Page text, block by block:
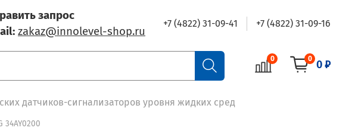
запрос
zakaz@innolevel-shop.ru
+7 (4822) 31-09-41 +7 (4822) 31-09-16
0 0 0 ₽
датчиков-сигнализаторов уровня жидких сред
34AY0200